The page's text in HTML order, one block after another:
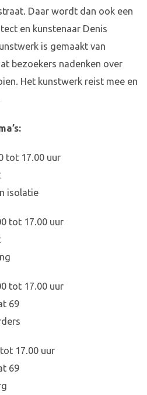
Daar wordt dan ook een
en kunstenaar Denis
is gemaakt van
bezoekers nadenken over
Het kunstwerk reist mee en
tot 17.00 uur
isolatie
tot 17.00 uur
tot 17.00 uur
69
17.00 uur
69